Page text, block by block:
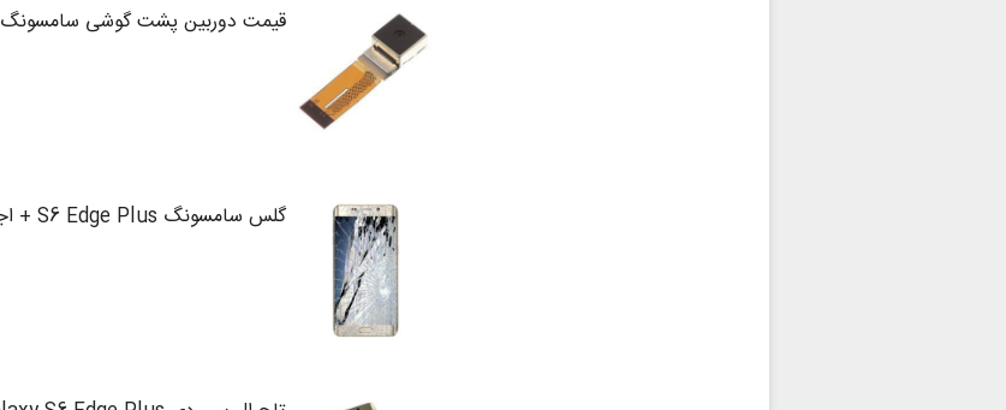
قیمت دوربین پشت گوشی سامسونگ S6 Edge Plus
گلس سامسونگ S6 Edge Plus + اجرت تعویض